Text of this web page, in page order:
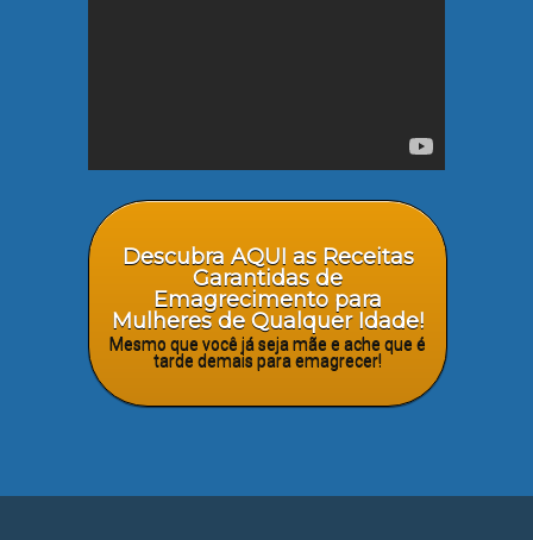
Descubra AQUI as Receitas
Garantidas de
Emagrecimento para
Mulheres de Qualquer Idade!
Mesmo que você já seja mãe e ache que é
tarde demais para emagrecer!